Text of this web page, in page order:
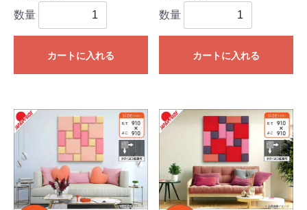
数量
カートに入れる
数量
カートに入れる